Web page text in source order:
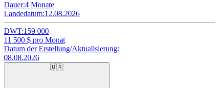
Dauer:4 Monate
Landedatum:12.08.2026
DWT:159 000
11 500 $ pro Monat
Datum der Erstellung/Aktualisierung:
08.08.2026
🇺🇦